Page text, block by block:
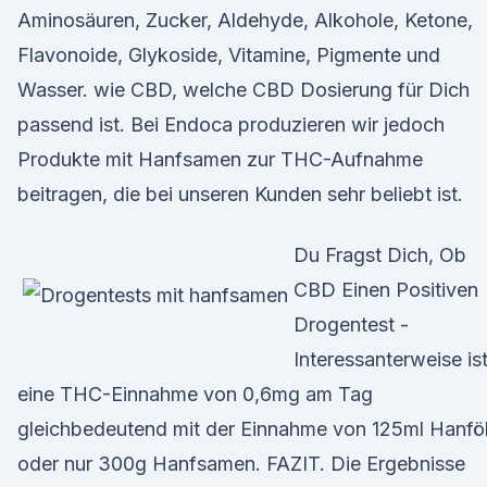
Aminosäuren, Zucker, Aldehyde, Alkohole, Ketone,
Flavonoide, Glykoside, Vitamine, Pigmente und
Wasser. wie CBD, welche CBD Dosierung für Dich
passend ist. Bei Endoca produzieren wir jedoch
Produkte mit Hanfsamen zur THC-Aufnahme
beitragen, die bei unseren Kunden sehr beliebt ist.
Du Fragst Dich, Ob
CBD Einen Positiven
Drogentest -
Interessanterweise ist
eine THC-Einnahme von 0,6mg am Tag
gleichbedeutend mit der Einnahme von 125ml
oder nur 300g Hanfsamen. FAZIT. Die Ergebnisse